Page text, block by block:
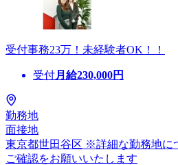
受付事務23万！未経験者OK！！
受付月給230,000円
勤務地
面接地
東京都世田谷区 ※詳細な勤務地に
ご確認をお願いいたします